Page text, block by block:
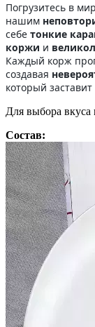
Погрузитесь в
нашим
себе тонкие
коржи и
Каждый корж
создавая
который
Для выбора вкуса
Состав: